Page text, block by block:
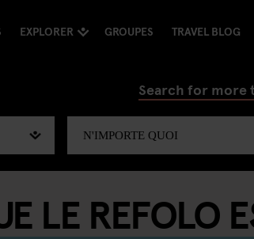
EXPLORER GROUPES TRAVEL BLOG
Search for more
LE REFOLO